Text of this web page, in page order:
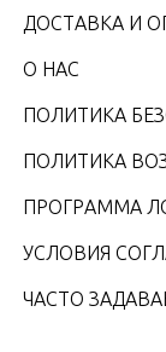
ДОСТАВКА И
О НАС
ПОЛИТИКА
ПОЛИТИКА
ПРОГРАММА
УСЛОВИЯ
ЧАСТО